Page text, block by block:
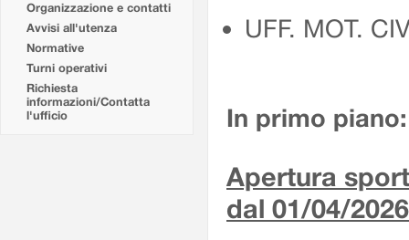
Organizzazione e contatti
Avvisi all'utenza
Normative
Turni operativi
Richiesta
informazioni/Contatta
l'ufficio
UFF. MOT.
In primo piano:
Apertura
dal 01/04/2026